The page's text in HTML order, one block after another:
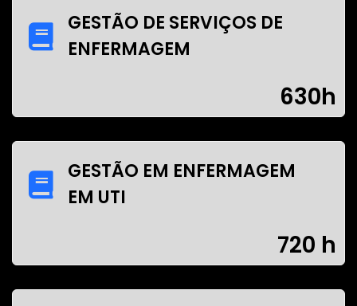
GESTÃO DE SERVIÇOS DE
ENFERMAGEM
630h
GESTÃO EM ENFERMAGEM
EM UTI
720 h